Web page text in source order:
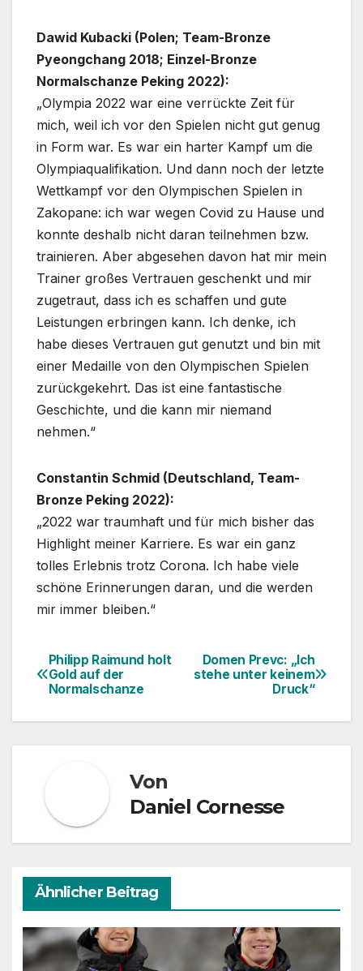
Dawid Kubacki (Polen; Team-Bronze
Pyeongchang 2018; Einzel-Bronze
Normalschanze Peking 2022):
„Olympia 2022 war eine verrückte Zeit für
mich, weil ich vor den Spielen nicht gut genug
in Form war. Es war ein harter Kampf um die
Olympiaqualifikation. Und dann noch der letzte
Wettkampf vor den Olympischen Spielen in
Zakopane: ich war wegen Covid zu Hause und
konnte deshalb nicht daran teilnehmen bzw.
trainieren. Aber abgesehen davon hat mir mein
Trainer großes Vertrauen geschenkt und mir
zugetraut, dass ich es schaffen und gute
Leistungen erbringen kann. Ich denke, ich
habe dieses Vertrauen gut genutzt und bin mit
einer Medaille von den Olympischen Spielen
zurückgekehrt. Das ist eine fantastische
Geschichte, und die kann mir niemand
nehmen.“
Constantin Schmid (Deutschland, Team-
Bronze Peking 2022):
„2022 war traumhaft und für mich bisher das
Highlight meiner Karriere. Es war ein ganz
tolles Erlebnis trotz Corona. Ich habe viele
schöne Erinnerungen daran, und die werden
mir immer bleiben.“
Beitragsnavigation
Domen Prevc: „Ich
stehe unter keinem
Druck“
Philipp Raimund holt
Gold auf der
Normalschanze
Von
Daniel Cornesse
Ähnlicher Beitrag